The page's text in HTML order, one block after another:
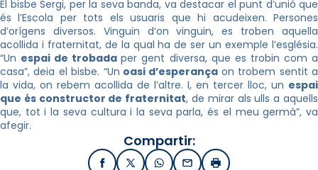
El bisbe Sergi, per la seva banda, va destacar el punt d’unió que
és l’Escola per tots els usuaris que hi acudeixen. Persones
d’orígens diversos. Vinguin d’on vinguin, es troben aquella
acollida i fraternitat, de la qual ha de ser un exemple l’església.
“Un espai de trobadaper gent diversa, que es trobin com a
casa”, deia el bisbe. “Un oasi d’esperança on trobem sentit a
la vida, on rebem acollida de l’altre. I, en tercer lloc, un espai
que és constructor de fraternitat, de mirar als ulls a aquells
que, tot i la seva cultura i la seva parla, és el meu germà”, va
afegir.
Compartir:
FacebookX / TwitterWhatsApp
EmailImprimir